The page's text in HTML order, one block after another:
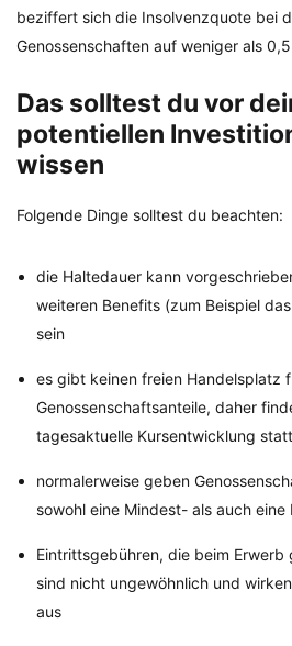
beziffert sich die Insolvenzquote bei
Genossenschaften auf weniger als 0,5
Das solltest du vor
potentiellen
wissen
Folgende Dinge solltest du beachten:
die Haltedauer kann
weiteren Benefits (zum Beispiel
sein
es gibt keinen freien Handelsplatz
Genossenschaftsanteile, daher
tagesaktuelle Kursentwicklung statt
normalerweise geben
sowohl eine Mindest- als auch
Eintrittsgebühren, die beim Erwerb
sind nicht ungewöhnlich und
aus